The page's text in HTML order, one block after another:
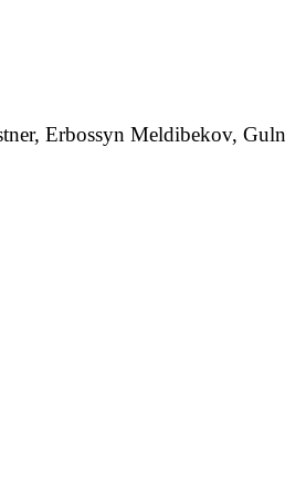
Erbossyn Meldibekov,